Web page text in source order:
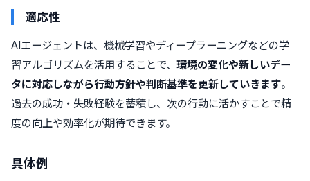
適応性
AIエージェントは、機械学習やディープラーニングなどの学
習アルゴリズムを活用することで、 環境の変化や新しいデー
タに対応しながら行動方針や判断基準を更新していきます。
過去の成功・失敗経験を蓄積し、次の行動に活かすことで精
度の向上や効率化が期待できます。
具体例